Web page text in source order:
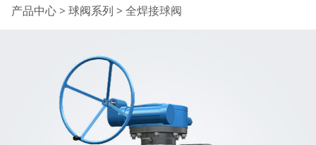
全焊接球阀
产品中心> 球阀系列 > 全焊接球阀